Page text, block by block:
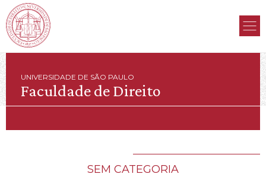
UNIVERSIDADE DE SÃO PAULO
Faculdade de Direito
SEM CATEGORIA